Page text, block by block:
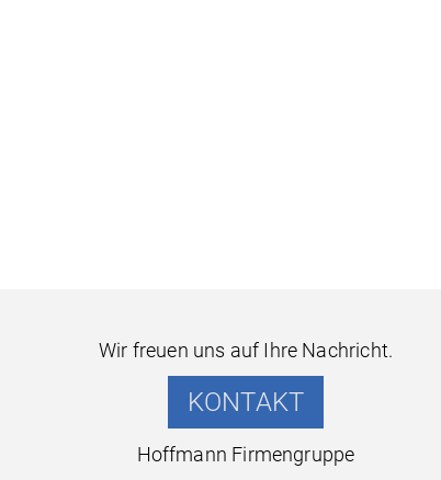
Wir freuen uns auf Ihre Nachricht.
KONTAKT
Hoffmann Firmengruppe